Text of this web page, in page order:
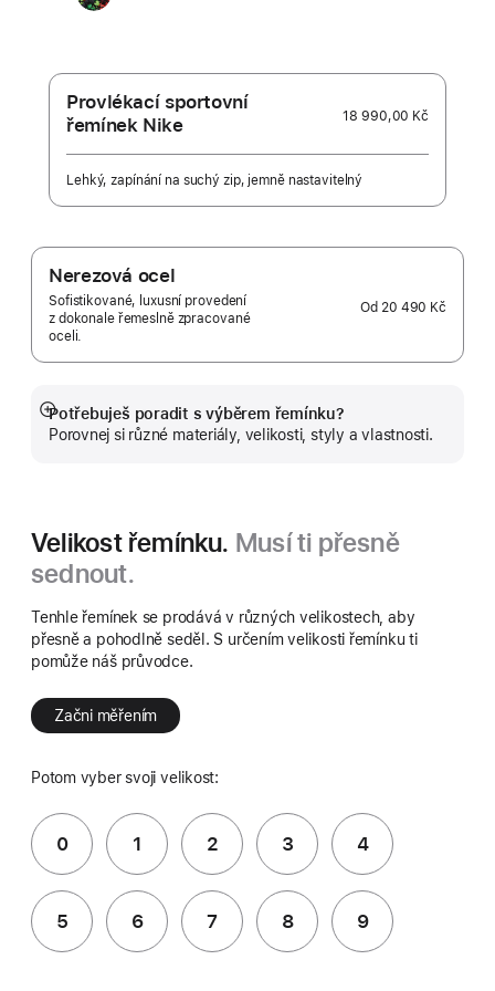
Unity –
Provlékací sportovní
řemínek Nike
18 990,00 Kč
Lehký, zapínání na suchý zip, jemně nastavitelný
Nerezová ocel
Sofistikované, luxusní provedení
z dokonale řemeslně zpracované
oceli.
Od 20 490 Kč
Potřebuješ poradit s výběrem řemínku?
Porovnej si různé materiály, velikosti, styly a vlastnosti.
Zobrazit
více
Velikost řemínku. Musí ti přesně
sednout.
Tenhle řemínek se prodává v různých velikostech, aby
přesně a pohodlně seděl. S určením velikosti řemínku ti
pomůže náš průvodce.
Začni měřením
Potom vyber svoji velikost:
0 1 2 3 4
5 6 7 8 9